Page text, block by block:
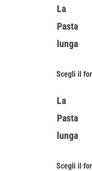
La
Pasta
lunga
Scegli il
La
Pasta
lunga
Scegli il